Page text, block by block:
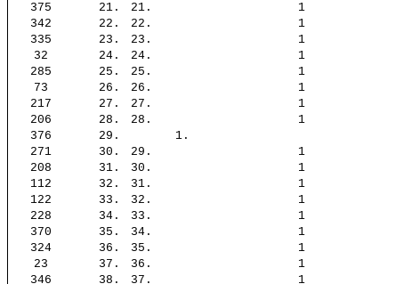
375
21. 21. 1
342
22. 22. 1
335
23. 23. 1
32
24. 24. 1
285
25. 25. 1
73
26. 26. 1
217
27. 27. 1
206
28. 28. 1
376
29. 1.
271
30. 29. 1
208
31. 30. 1
112
32. 31. 1
122
33. 32. 1
228
34. 33. 1
370
35. 34. 1
324
36. 35. 1
23
37. 36. 1
346
38. 37. 1